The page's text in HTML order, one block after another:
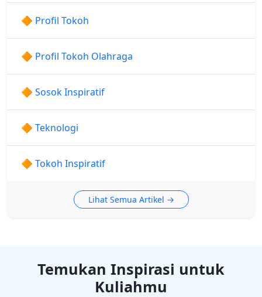
🔶 Profil Tokoh
🔶 Profil Tokoh Olahraga
🔶 Sosok Inspiratif
🔶 Teknologi
🔶 Tokoh Inspiratif
Lihat Semua Artikel →
Temukan Inspirasi untuk
Kuliahmu